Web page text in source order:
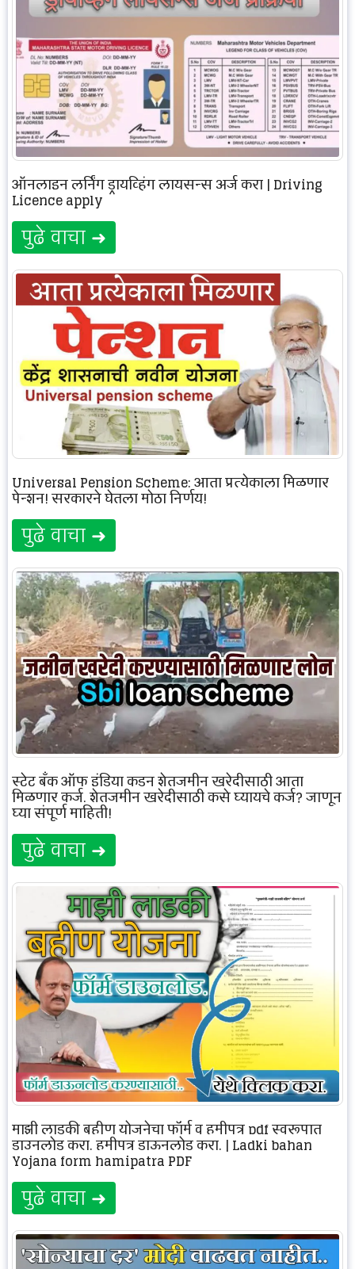
ऑनलाइन लर्निंग ड्रायव्हिंग लायसन्स अर्ज करा | Driving
Licence apply
पुढे वाचा ➜
Universal Pension Scheme: आता प्रत्येकाला मिळणार
पेन्शन! सरकारने घेतला मोठा निर्णय!
पुढे वाचा ➜
स्टेट बँक ऑफ इंडिया कडून शेतजमीन खरेदीसाठी आता
मिळणार कर्ज, शेतजमीन खरेदीसाठी कसे घ्यायचे कर्ज? जाणून
घ्या संपूर्ण माहिती!
पुढे वाचा ➜
माझी लाडकी बहीण योजनेचा फॉर्म व हमीपत्र pdf स्वरूपात
डाउनलोड करा. हमीपत्र डाऊनलोड करा. | Ladki bahan
Yojana form hamipatra PDF
पुढे वाचा ➜